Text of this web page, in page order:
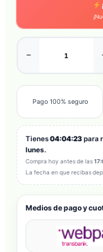
−
Pago 100% seguro
Tienes04:04:21para
lunes.
Compra hoy antes de las
La fecha en que recibas
Medios de pago y